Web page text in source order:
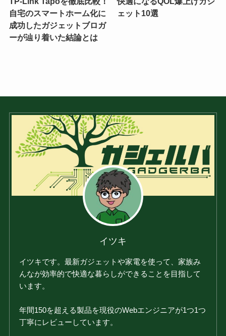
自宅のスマートホーム化に
成功したガジェットブロガ
ーが辿り着いた結論とは
ェット10選
イツキ
イツキです。最新ガジェットや家電を使って、家族み
んなが効率的で快適な暮らしができることを目指して
います。
年間150を超える製品を現役のWebエンジニアが1つ1つ
丁寧にレビューしています。